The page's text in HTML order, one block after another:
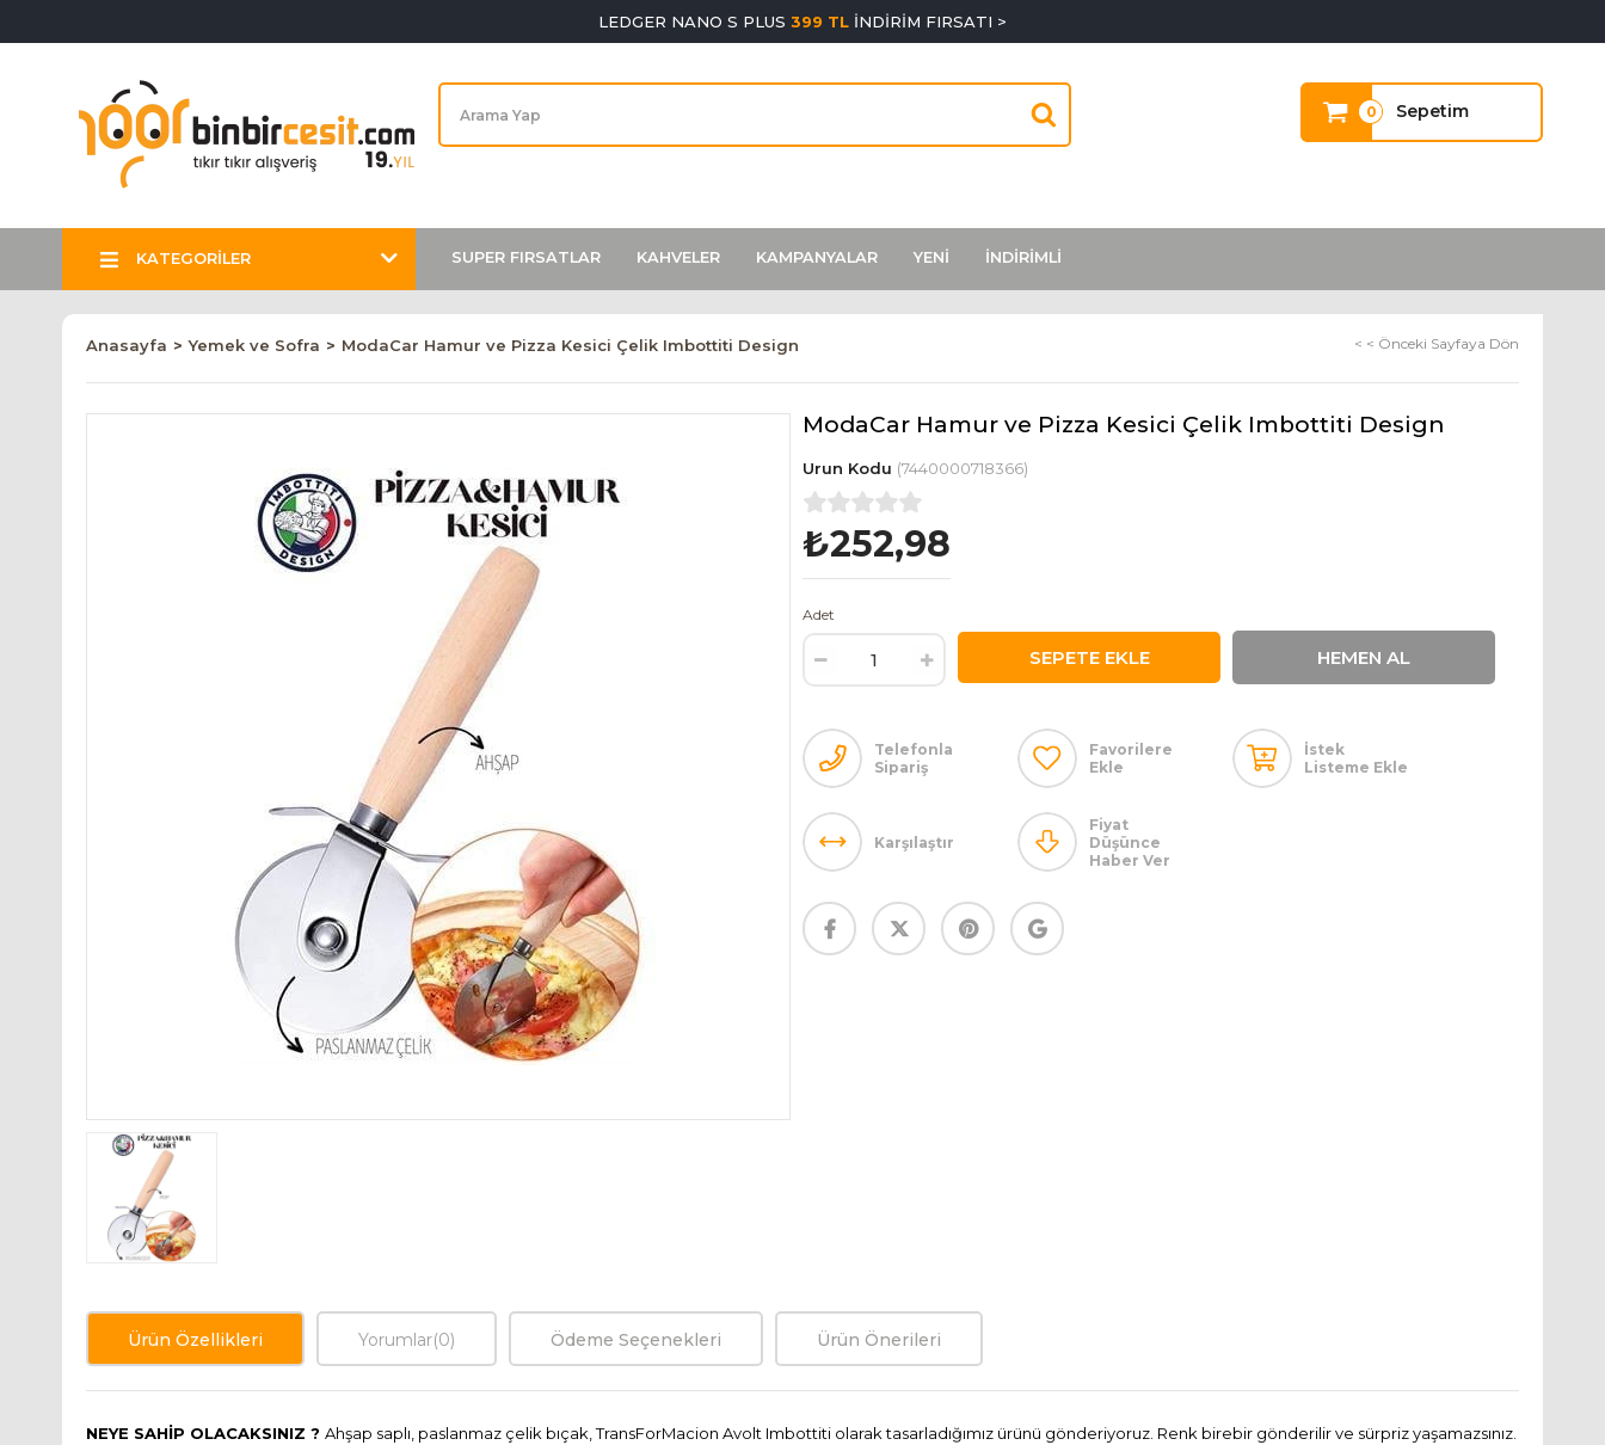
LEDGER NANO S PLUS 399 TL İNDİRİM FIRSATI >
Sepetim
0
KATEGORİLER SUPER FIRSATLAR KAHVELER KAMPANYALAR YENİ İNDİRİMLİ
Anasayfa Yemek ve Sofra ModaCar Hamur ve Pizza Kesici Çelik Imbottiti Design < < Önceki Sayfaya Dön
ModaCar Hamur ve Pizza Kesici Çelik Imbottiti Design
(7440000718366)
₺252,98
Adet
Telefonla
Sipariş
Favorilere
Ekle
İstek
Listeme Ekle
Karşılaştır
Fiyat
Düşünce
Haber Ver
Ürün Özellikleri Yorumlar(0) Ödeme Seçenekleri Ürün Önerileri
NEYE SAHİP OLACAKSINIZ ? Ahşap saplı, paslanmaz çelik bıçak, TransForMacion Avolt Imbottiti olarak tasarladığımız ürünü gönderiyoruz. Renk birebir gönderilir ve sürpriz yaşamazsınız.